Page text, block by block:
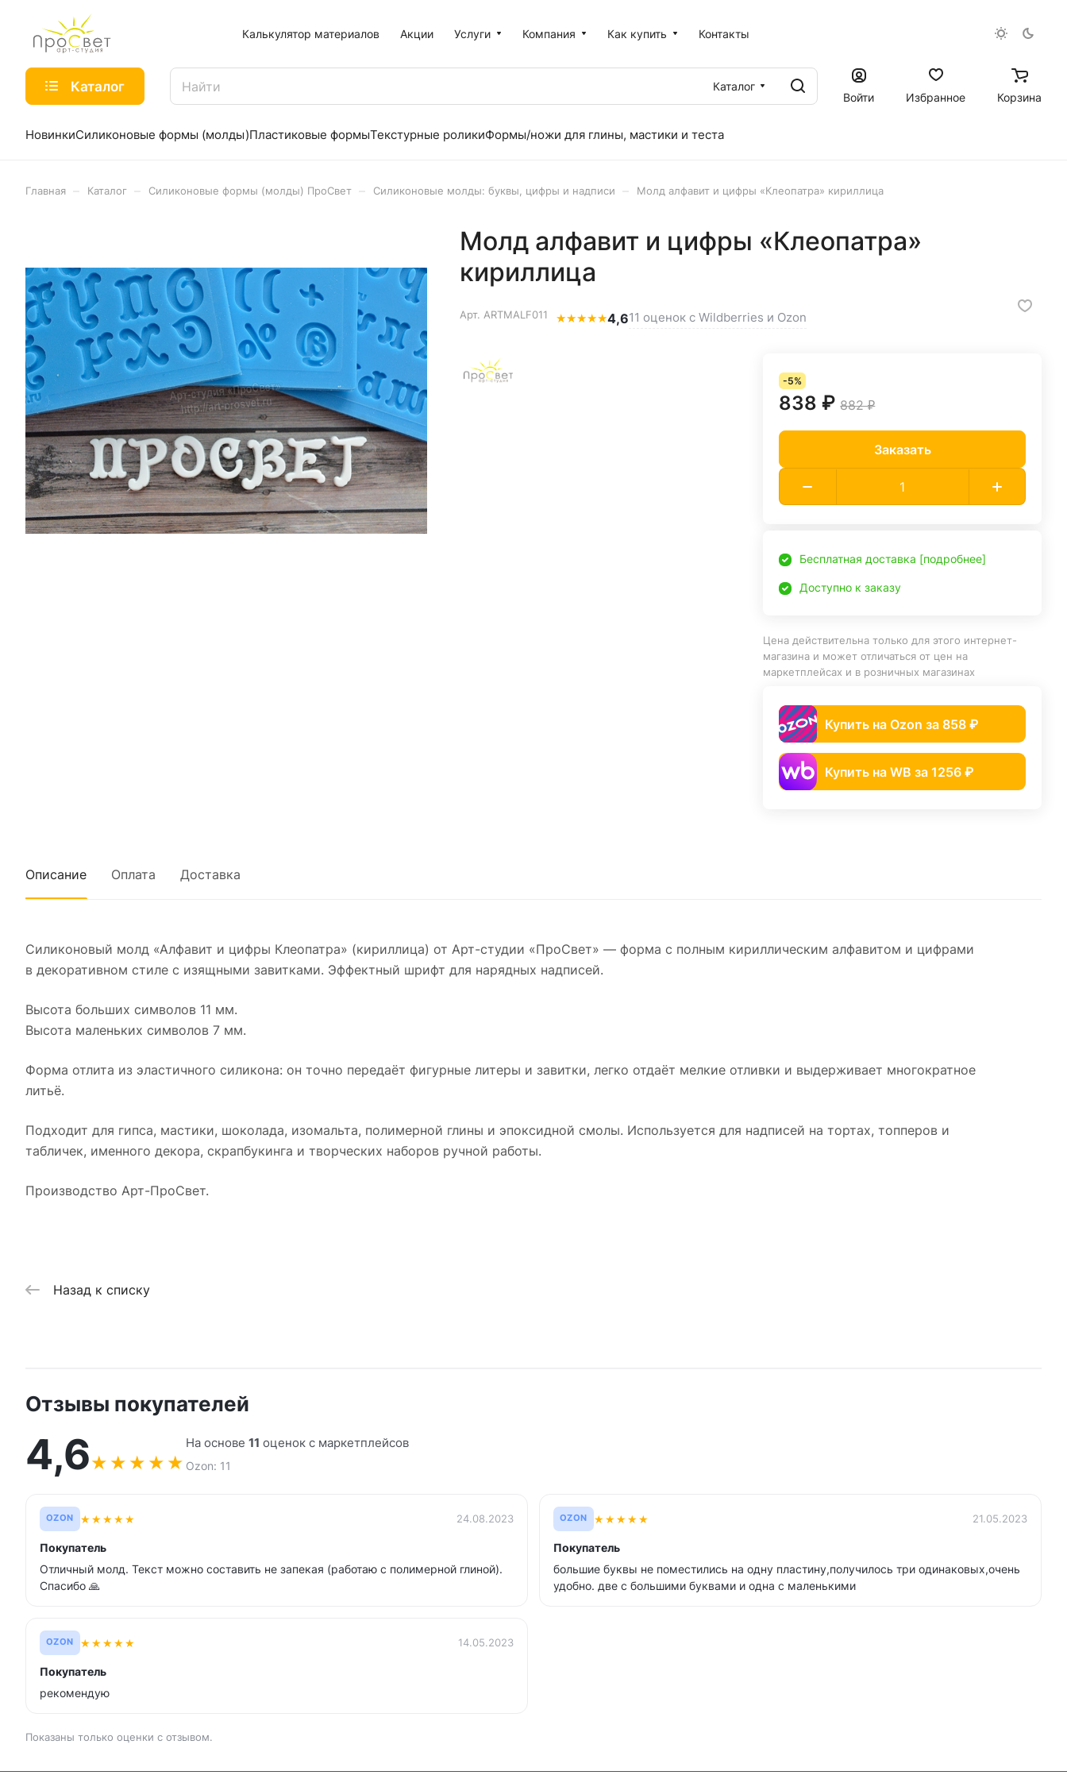
Калькулятор материалов Акции Услуги Компания Как купить Контакты
Каталог
Каталог
Войти
Избранное Корзина
НовинкиСиликоновые формы (молды)Пластиковые формыТекстурные роликиФормы/ножи для глины, мастики и теста
Главная Каталог Силиконовые формы (молды) ПроСвет Силиконовые молды: буквы, цифры и надписи Молд алфавит и цифры «Клеопатра» кириллица
Молд алфавит и цифры «Клеопатра»
кириллица
Арт. ARTMALF011 ★★★★★4,611 оценок с Wildberries и Ozon
-5%
838 ₽ 882 ₽
Заказать
Бесплатная доставка [подробнее]
Доступно к заказу
Цена действительна только для этого интернет-
магазина и может отличаться от цен на
маркетплейсах и в розничных магазинах
Купить на Ozon за 858 ₽
Купить на WB за 1256 ₽
Описание Оплата Доставка
Силиконовый молд «Алфавит и цифры Клеопатра» (кириллица) от Арт-студии «ПроСвет» — форма с полным кириллическим алфавитом и цифрами
в декоративном стиле с изящными завитками. Эффектный шрифт для нарядных надписей.
Высота больших символов 11 мм.
Высота маленьких символов 7 мм.
Форма отлита из эластичного силикона: он точно передаёт фигурные литеры и завитки, легко отдаёт мелкие отливки и выдерживает многократное
литьё.
Подходит для гипса, мастики, шоколада, изомальта, полимерной глины и эпоксидной смолы. Используется для надписей на тортах, топперов и
табличек, именного декора, скрапбукинга и творческих наборов ручной работы.
Производство Арт-ПроСвет.
Назад к списку
Отзывы покупателей
4,6★ ★ ★ ★ ★
На основе 11 оценок с маркетплейсов
Ozon: 11
OZON ★★★★★ 24.08.2023
Покупатель
Отличный молд. Текст можно составить не запекая (работаю с полимерной глиной).
Спасибо 🙏
OZON ★★★★★ 21.05.2023
Покупатель
большие буквы не поместились на одну пластину,получилось три одинаковых,очень
удобно. две с большими буквами и одна с маленькими
OZON ★★★★★ 14.05.2023
Покупатель
рекомендую
Показаны только оценки с отзывом.